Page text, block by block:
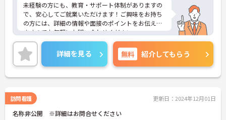
未経験の方にも、教育・サポート体制がありますの
で、安心してご就業いただけます！ご興味をお持ち
の方には、詳細の情報や面接のポイントをお伝えし
ますのでお気軽にお問い合わせください。
詳細を見る 無料 紹介してもらう
訪問看護 更新日：2024年12月01日
名称非公開 ※詳細はお問合せください